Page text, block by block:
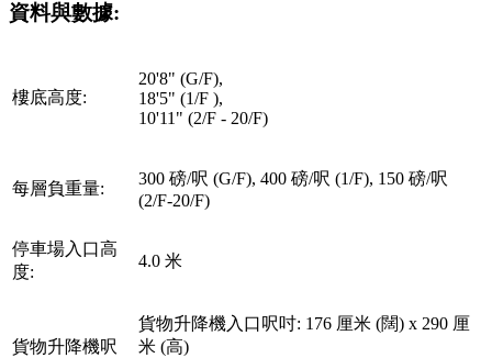
資料與數據:
樓底高度:
20'8" (G/F),
18'5" (1/F ),
10'11" (2/F - 20/F)
每層負重量:
300 磅/呎 (G/F), 400 磅/呎 (1/F), 150 磅/呎
(2/F-20/F)
停車場入口高
度:
4.0 米
貨物升降機呎
貨物升降機入口呎吋: 176 厘米 (闊) x 290 厘
米 (高)